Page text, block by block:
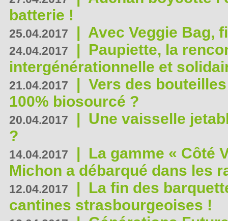
batterie !
25.04.2017 | Avec Veggie Bag,
24.04.2017 | Paupiette, la
intergénérationnelle et
21.04.2017 | Vers des
100% biosourcé ?
20.04.2017 | Une vaisselle
?
14.04.2017 | La gamme « Côté
Michon a débarqué dans les
12.04.2017 | La fin des
cantines strasbourgeoises !